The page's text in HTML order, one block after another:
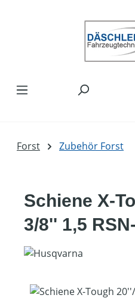
Forst Zubehör Forst
Schiene X-
3/8'' 1,5
Bildergalerie überspringen